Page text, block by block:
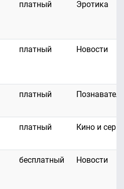
платный Эротика
платный Новости
платный
платный Кино и
бесплатный Новости